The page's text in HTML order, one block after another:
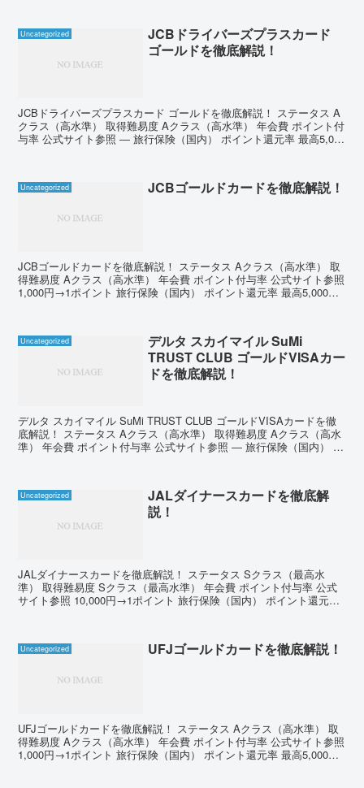
Uncategorized
JCBドライバーズプラスカード
ゴールドを徹底解説！
JCBドライバーズプラスカード ゴールドを徹底解説！ ステータス A
クラス（高水準） 取得難易度 Aクラス（高水準） 年会費 ポイント付
与率 公式サイト参照 ― 旅行保険（国内） ポイント還元率 最高5,000
Uncategorized JCBゴールドカードを徹底解説！
JCBゴールドカードを徹底解説！ ステータス Aクラス（高水準） 取
得難易度 Aクラス（高水準） 年会費 ポイント付与率 公式サイト参照
1,000円→1ポイント 旅行保険（国内） ポイント還元率 最高5,000万
Uncategorized
デルタ スカイマイル SuMi
TRUST CLUB ゴールドVISAカー
ドを徹底解説！
デルタ スカイマイル SuMi TRUST CLUB ゴールドVISAカードを徹
底解説！ ステータス Aクラス（高水準） 取得難易度 Aクラス（高水
準） 年会費 ポイント付与率 公式サイト参照 ― 旅行保険（国内） ポ
Uncategorized
JALダイナースカードを徹底解
説！
JALダイナースカードを徹底解説！ ステータス Sクラス（最高水
準） 取得難易度 Sクラス（最高水準） 年会費 ポイント付与率 公式
サイト参照 10,000円→1ポイント 旅行保険（国内） ポイント還元率
Uncategorized UFJゴールドカードを徹底解説！
UFJゴールドカードを徹底解説！ ステータス Aクラス（高水準） 取
得難易度 Aクラス（高水準） 年会費 ポイント付与率 公式サイト参照
1,000円→1ポイント 旅行保険（国内） ポイント還元率 最高5,000万